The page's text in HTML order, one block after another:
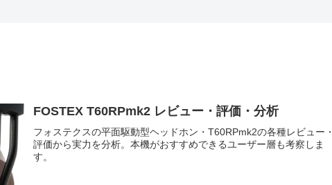
FOSTEX T60RPmk2 レビュー・評価・分析
フォステクスの平面駆動型ヘッドホン・T60RPmk2の各種レビュー・
評価から実力を分析。本機がおすすめできるユーザー層も考察しま
す。